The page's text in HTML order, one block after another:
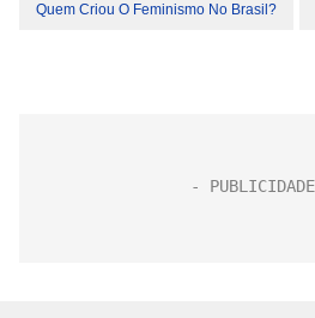
Quem Criou O Feminismo No Brasil?